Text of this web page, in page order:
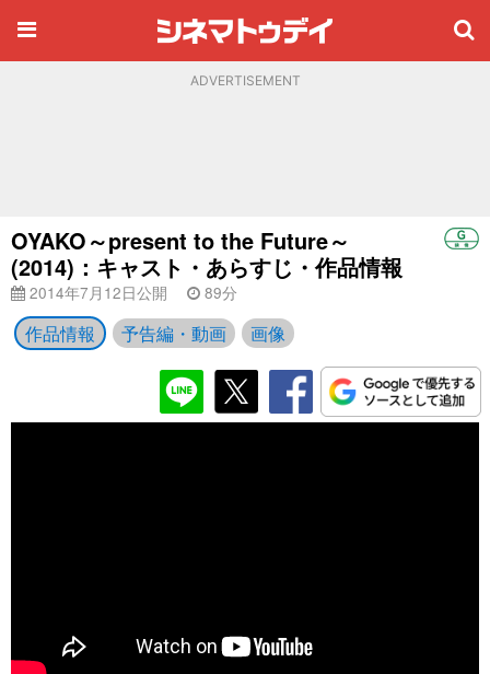
ADVERTISEMENT
OYAKO～present to the Future～
(2014)：キャスト・あらすじ・作品情報
2014年7月12日公開 89分
作品情報 予告編・動画 画像